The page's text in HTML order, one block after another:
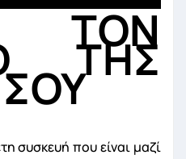
ΤΟΝ
ΤΗΣ
συσκευή που είναι μαζί